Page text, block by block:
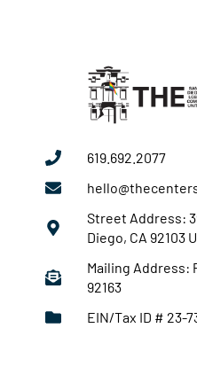
619.692.2077
Street Address:
Diego, CA 92103
Mailing Address:
92163
EIN/Tax ID # 23-